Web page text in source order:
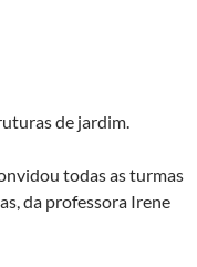
de jardim.
todas as turmas
da professora Irene